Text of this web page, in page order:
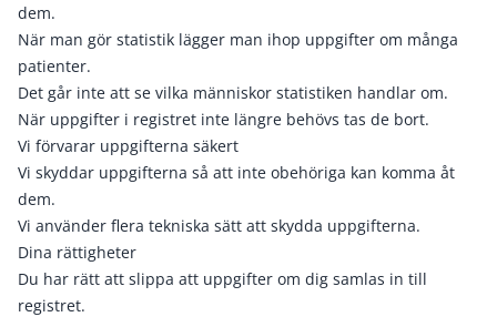
dem.
När man gör statistik lägger man ihop uppgifter om många
patienter.
Det går inte att se vilka människor statistiken handlar om.
När uppgifter i registret inte längre behövs tas de bort.
Vi förvarar uppgifterna säkert
Vi skyddar uppgifterna så att inte obehöriga kan komma åt
dem.
Vi använder flera tekniska sätt att skydda uppgifterna.
Dina rättigheter
Du har rätt att slippa att uppgifter om dig samlas in till
registret.